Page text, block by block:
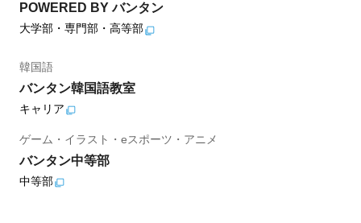
POWERED BY バンタン
大学部・専門部・高等部
韓国語
バンタン韓国語教室
キャリア
ゲーム・イラスト・eスポーツ・アニメ
バンタン中等部
中等部